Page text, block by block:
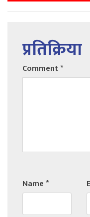
प्रतिक्रिया
Comment*
Name*